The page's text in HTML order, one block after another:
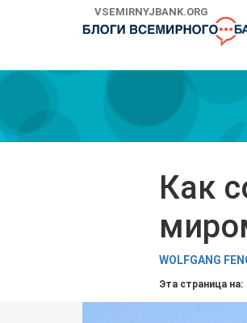
VSEMIRNYJBANK.ORG
Как
WOLFGANG
Эта страница на: